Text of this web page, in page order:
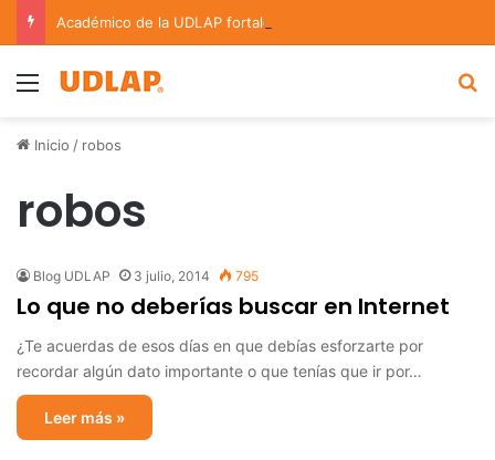
Menu
Inicio / robos
robos
Blog UDLAP 3 julio, 2014 795
Lo que no deberías buscar en Internet
¿Te acuerdas de esos días en que debías esforzarte por
recordar algún dato importante o que tenías que ir por…
Leer más »